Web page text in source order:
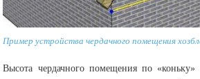
Пример устройства чердачного помещения
Высота чердачного помещения по